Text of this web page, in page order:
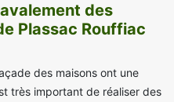
des
Plassac Rouffiac
des maisons ont une
très important de réaliser des